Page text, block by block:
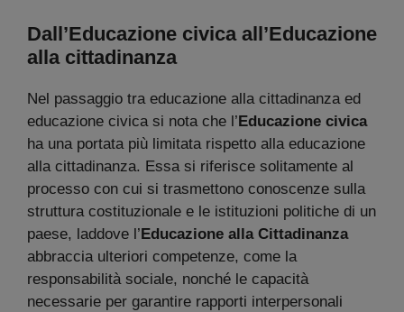
Dall’Educazione civica all’Educazione
alla cittadinanza
Nel passaggio tra educazione alla cittadinanza ed
educazione civica si nota che l’ Educazione civica
ha una portata più limitata rispetto alla educazione
alla cittadinanza. Essa si riferisce solitamente al
processo con cui si trasmettono conoscenze sulla
struttura costituzionale e le istituzioni politiche di un
paese, laddove l’ Educazione alla Cittadinanza
abbraccia ulteriori competenze, come la
responsabilità sociale, nonché le capacità
necessarie per garantire rapporti interpersonali